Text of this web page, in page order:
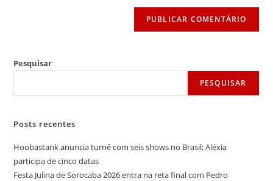
Pesquisar
PESQUISAR
Posts recentes
Hoobastank anuncia turnê com seis shows no Brasil; Aléxia
participa de cinco datas
Festa Julina de Sorocaba 2026 entra na reta final com Pedro